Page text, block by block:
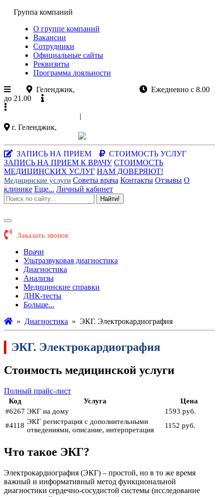
Группа компаний
О группе компаний
Вакансии
Сотрудники
Официальные сайты
Реквизиты
Программа лояльности
Геленджик,
Ежедневно с 8.00
до 21.00
|
г. Геленджик,
ЗАПИСЬ НА ПРИЕМ
СТОИМОСТЬ УСЛУГ
ЗАПИСЬ НА ПРИЕМ К ВРАЧУ СТОИМОСТЬ
МЕДИЦИНСКИХ УСЛУГ НАМ ДОВЕРЯЮТ!
Медицинские услуги Советы врача Контакты Отзывы О
клинике Еще... Личный кабинет
Найти!
Заказать звонок
Врачи
Ультразвуковая диагностика
Диагностика
Анализы
Медицинские справки
ДНК-тесты
Больше...
» Диагностика » ЭКГ. Электрокардиография
ЭКГ. Электрокардиография
Стоимость медицинской услуги
Полный прайс-лист
Код Услуга
Цена
#6267 ЭКГ на дому
1593 руб.
#4118 ЭКГ регистрация с дополнительными
отведениями, описание, интерпретация
1152 руб.
Что такое ЭКГ?
Электрокардиография (ЭКГ) – простой, но в то же время
важный и информативный метод функциональной
диагностики сердечно-сосудистой системы (исследование